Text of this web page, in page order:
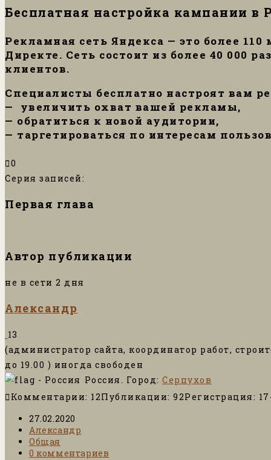
Бесплатная настройка кампании в
Рекламная сеть Яндекса — это более
Директе. Сеть состоит из более 40 000
клиентов.
Специалисты бесплатно настроят вам
— увеличить охват вашей рекламы,
— обратиться к новой аудитории,
— таргетироваться по интересам
0
Серия записей:
Первая глава
Автор публикации
не в сети 2 дня
Александр
13
(администратор сайта, координатор работ,
до 19.00 ) иногда свободен
Россия. Город: Серпухов
Комментарии: 12Публикации: 92Регистрация:
Запись
опубликована:
27.02.2020
Автор
записи:
Александр
Рубрика
записи:
Общая
Комментарии
0 комментариев